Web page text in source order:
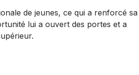
de jeunes, ce qui a renforcé sa
lui a ouvert des portes et a